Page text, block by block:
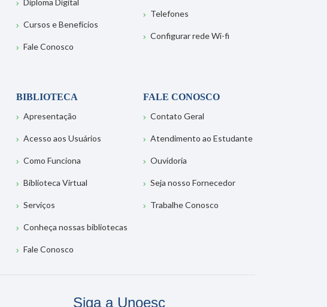
Diploma Digital
Cursos e Benefícios
Fale Conosco
Telefones
Configurar rede Wi-fi
BIBLIOTECA
Apresentação
Acesso aos Usuários
Como Funciona
Biblioteca Virtual
Serviços
Conheça nossas bibliotecas
Fale Conosco
FALE CONOSCO
Contato Geral
Atendimento ao Estudante
Ouvidoria
Seja nosso Fornecedor
Trabalhe Conosco
Siga a Unoesc